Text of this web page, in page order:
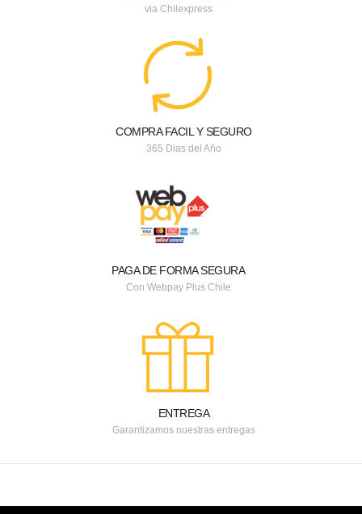
via Chilexpress
COMPRA FACIL Y SEGURO
365 Dias del Año
PAGA DE FORMA SEGURA
Con Webpay Plus Chile
ENTREGA
Garantizamos nuestras entregas